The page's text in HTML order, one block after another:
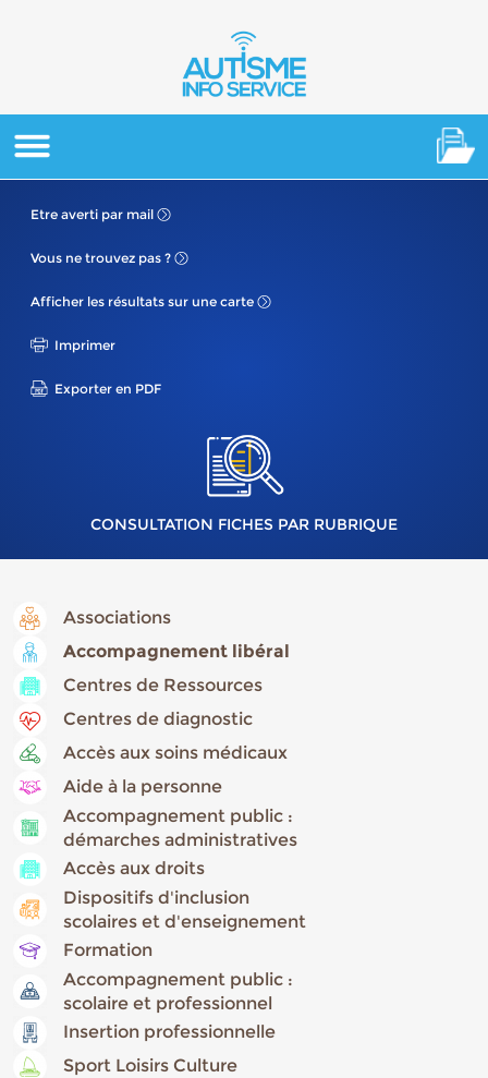
Etre averti par mail
Vous ne trouvez pas ?
Afficher les résultats sur une carte
Imprimer
Exporter en PDF
CONSULTATION FICHES PAR RUBRIQUE
Associations
Accompagnement libéral
Centres de Ressources
Centres de diagnostic
Accès aux soins médicaux
Aide à la personne
Accompagnement public :
démarches administratives
Accès aux droits
Dispositifs d'inclusion
scolaires et d'enseignement
Formation
Accompagnement public :
scolaire et professionnel
Insertion professionnelle
Sport Loisirs Culture